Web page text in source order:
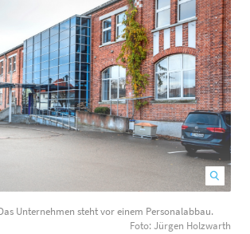
Unternehmen steht vor einem Personalabbau.
Foto: Jürgen Holzwarth